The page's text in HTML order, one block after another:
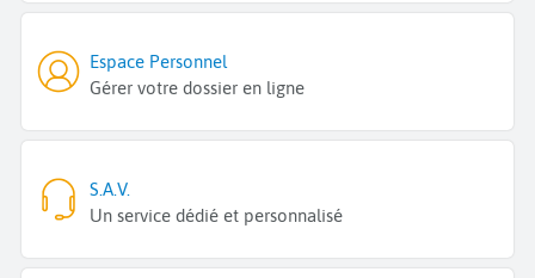
Espace Personnel
Gérer votre dossier en ligne
S.A.V.
Un service dédié et personnalisé